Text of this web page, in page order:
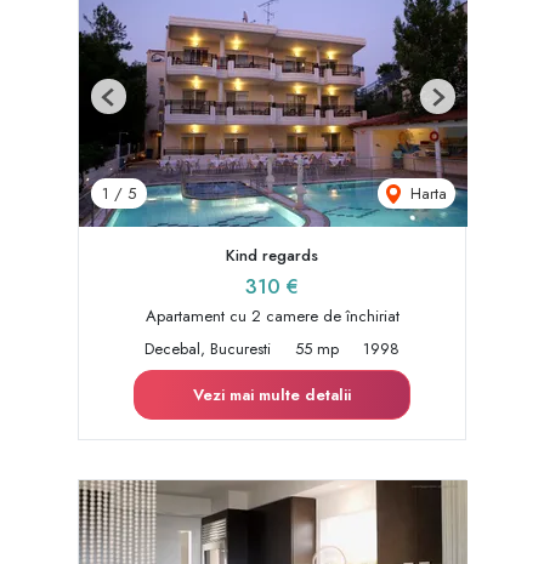
1 / 5 Harta
Previous Next
Kind regards
310 €
Apartament cu 2 camere de închiriat
Decebal, Bucuresti
55 mp
1998
Vezi mai multe detalii